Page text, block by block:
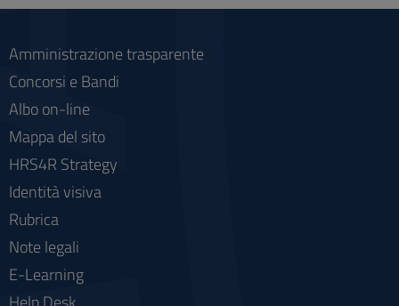
Amministrazione trasparente
Concorsi e Bandi
Albo on-line
Mappa del sito
HRS4R Strategy
Identità visiva
Rubrica
Note legali
E-Learning